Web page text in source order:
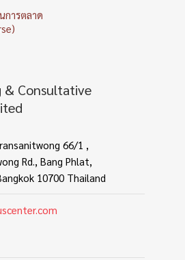
การตลาด
& Consultative
66/1 ,
Rd., Bang Phlat,
10700 Thailand